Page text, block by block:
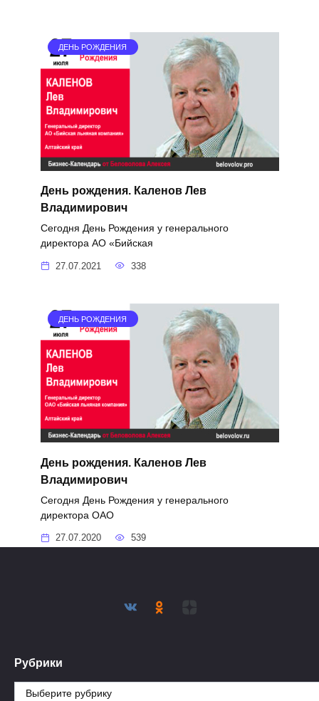
ДЕНЬ РОЖДЕНИЯ
День рождения. Каленов Лев
Владимирович
Сегодня День Рождения у генерального
директора АО «Бийская
27.07.2021 338
ДЕНЬ РОЖДЕНИЯ
День рождения. Каленов Лев
Владимирович
Сегодня День Рождения у генерального
директора ОАО
27.07.2020 539
Рубрики
Рубрики